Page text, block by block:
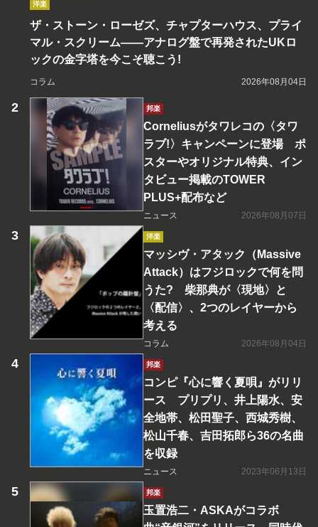
洋楽
ザ・ストーン・ローゼズ、チャプターハウス、プライ
マル・スクリーム――アナログ盤で再発されたUKロ
ックの金字塔を今こそ聴こう!
コラム 2026年08月04日
邦楽
Corneliusがタワレコの〈タワ
ラブ!〉キャンペーンに登場 ポ
スターやオリジナル特典、イン
タビュー掲載のTOWER
PLUS+配布など
ニュース 2026年08月07日
洋楽
マッシヴ・アタック（Massive
Attack）はフジロックで何を問
うた? 柴那典が〈現地〉と
〈配信〉、2つのレイヤーから
考える
コラム 2026年08月04日
邦楽
コンピ『心に響く夏唄』がリリ
ース プリプリ、井上陽水、安
全地帯、松田聖子、西城秀樹、
松山千春、吉田拓郎ら36の名曲
を収録
ニュース 2023年06月13日
邦楽
玉置浩二・ASKAがコラボ